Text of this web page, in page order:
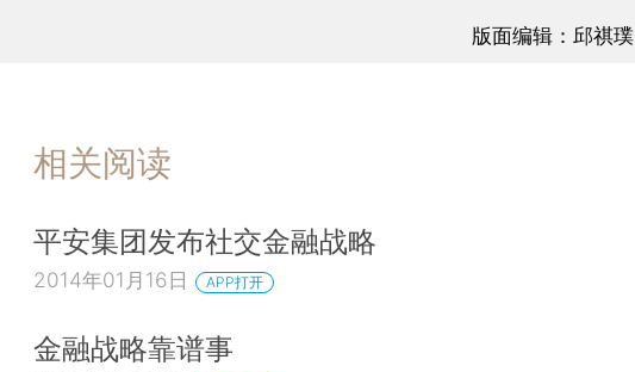
版面编辑：邱祺璞
相关阅读
平安集团发布社交金融战略
2014年01月16日 APP打开
金融战略靠谱事